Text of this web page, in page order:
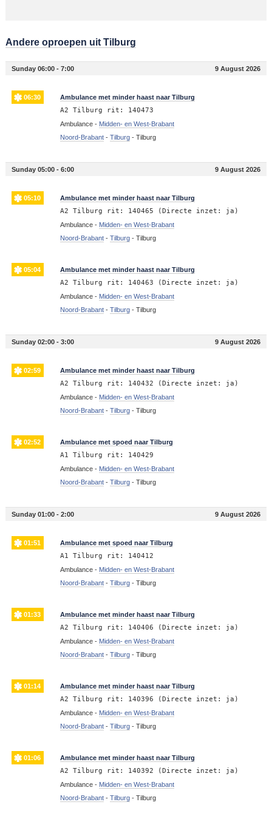
Andere oproepen uit Tilburg
Sunday 06:00 - 7:00 9 August 2026
06:30 Ambulance met minder haast naar Tilburg
A2 Tilburg rit: 140473
Ambulance - Midden- en West-Brabant
Noord-Brabant- Tilburg- Tilburg
Sunday 05:00 - 6:00 9 August 2026
05:10 Ambulance met minder haast naar Tilburg
A2 Tilburg rit: 140465 (Directe inzet: ja)
Ambulance - Midden- en West-Brabant
Noord-Brabant- Tilburg- Tilburg
05:04 Ambulance met minder haast naar Tilburg
A2 Tilburg rit: 140463 (Directe inzet: ja)
Ambulance - Midden- en West-Brabant
Noord-Brabant- Tilburg- Tilburg
Sunday 02:00 - 3:00 9 August 2026
02:59 Ambulance met minder haast naar Tilburg
A2 Tilburg rit: 140432 (Directe inzet: ja)
Ambulance - Midden- en West-Brabant
Noord-Brabant- Tilburg- Tilburg
02:52 Ambulance met spoed naar Tilburg
A1 Tilburg rit: 140429
Ambulance - Midden- en West-Brabant
Noord-Brabant- Tilburg- Tilburg
Sunday 01:00 - 2:00 9 August 2026
01:51 Ambulance met spoed naar Tilburg
A1 Tilburg rit: 140412
Ambulance - Midden- en West-Brabant
Noord-Brabant- Tilburg- Tilburg
01:33 Ambulance met minder haast naar Tilburg
A2 Tilburg rit: 140406 (Directe inzet: ja)
Ambulance - Midden- en West-Brabant
Noord-Brabant- Tilburg- Tilburg
01:14 Ambulance met minder haast naar Tilburg
A2 Tilburg rit: 140396 (Directe inzet: ja)
Ambulance - Midden- en West-Brabant
Noord-Brabant- Tilburg- Tilburg
01:06 Ambulance met minder haast naar Tilburg
A2 Tilburg rit: 140392 (Directe inzet: ja)
Ambulance - Midden- en West-Brabant
Noord-Brabant- Tilburg- Tilburg